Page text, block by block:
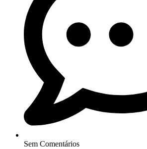
Sem Comentários